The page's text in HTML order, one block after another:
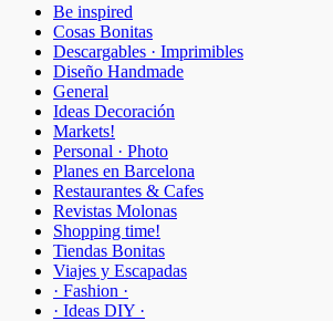
Be inspired
Cosas Bonitas
Descargables · Imprimibles
Diseño Handmade
General
Ideas Decoración
Markets!
Personal · Photo
Planes en Barcelona
Restaurantes & Cafes
Revistas Molonas
Shopping time!
Tiendas Bonitas
Viajes y Escapadas
· Fashion ·
· Ideas DIY ·